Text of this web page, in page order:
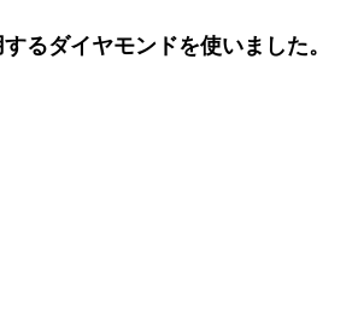
るダイヤモンドを使いました。